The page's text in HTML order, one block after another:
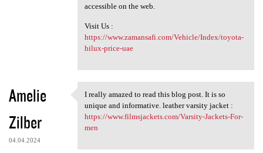
accessible on the web.
Visit Us :
https://www.zamansafi.com/Vehicle/Index/toyota-
hilux-price-uae
Amelie
Zilber
04.04.2024
I really amazed to read this
I really amazed to read this blog post. It is so
unique and informative. leather varsity jacket :
https://www.filmsjackets.com/Varsity-Jackets-For-
men